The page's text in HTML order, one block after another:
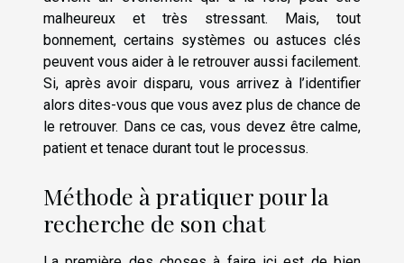
malheureux et très stressant. Mais, tout
bonnement, certains systèmes ou astuces clés
peuvent vous aider à le retrouver aussi facilement.
Si, après avoir disparu, vous arrivez à l’identifier
alors dites-vous que vous avez plus de chance de
le retrouver. Dans ce cas, vous devez être calme,
patient et tenace durant tout le processus.
Méthode à pratiquer pour la
recherche de son chat